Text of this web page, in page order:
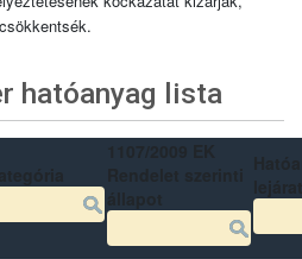
hatóanyag lista